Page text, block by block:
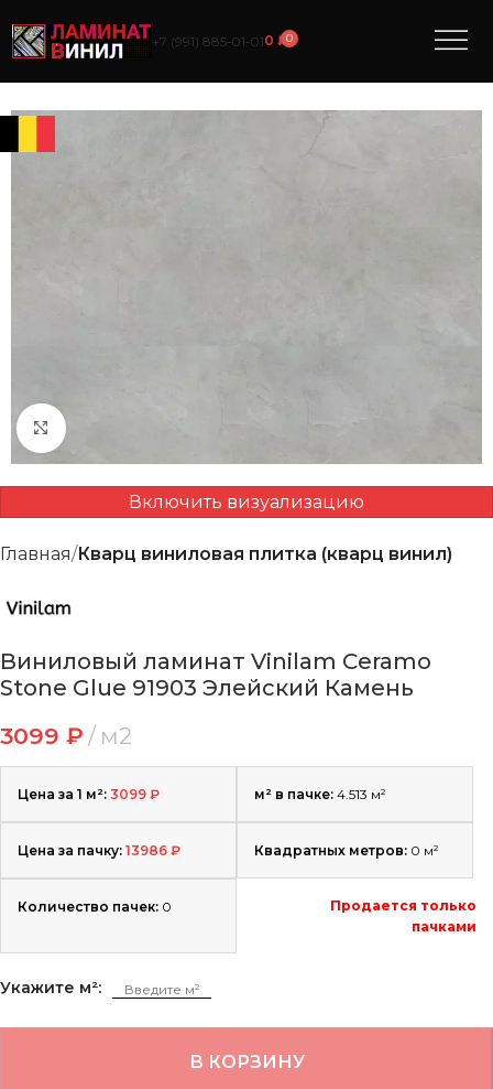
+7 (991) 885‑01‑010₽0
Нажмите, чтобы увеличить
Включить визуализацию
Главная Кварц виниловая плитка (кварц винил)
Виниловый ламинат Vinilam Ceramo
Stone Glue 91903 Элейский Камень
3099 ₽ м2
Цена за 1 м²: 3099 ₽ м² в пачке: 4.513 м²
Цена за пачку: 13986 ₽ Квадратных метров: 0 м²
Количество пачек: 0
Продается только
пачками
Укажите м²:
В КОРЗИНУ